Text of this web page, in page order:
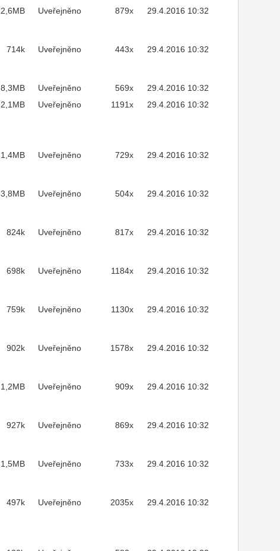
2,6MB Uveřejněno 879x 29.4.2016 10:32
714k Uveřejněno 443x 29.4.2016 10:32
8,3MB Uveřejněno 569x 29.4.2016 10:32
2,1MB Uveřejněno 1191x 29.4.2016 10:32
1,4MB Uveřejněno 729x 29.4.2016 10:32
3,8MB Uveřejněno 504x 29.4.2016 10:32
824k Uveřejněno 817x 29.4.2016 10:32
698k Uveřejněno 1184x 29.4.2016 10:32
759k Uveřejněno 1130x 29.4.2016 10:32
902k Uveřejněno 1578x 29.4.2016 10:32
1,2MB Uveřejněno 909x 29.4.2016 10:32
927k Uveřejněno 869x 29.4.2016 10:32
1,5MB Uveřejněno 733x 29.4.2016 10:32
497k Uveřejněno 2035x 29.4.2016 10:32